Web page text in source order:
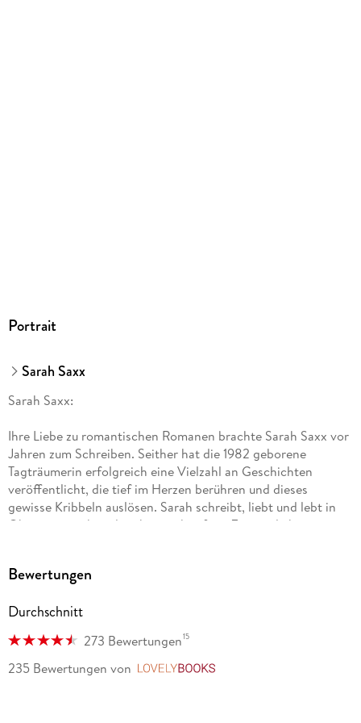
Portrait
Sarah Saxx
Sarah Saxx:
Ihre Liebe zu romantischen Romanen brachte Sarah Saxx vor
Jahren zum Schreiben. Seither hat die 1982 geborene
Tagträumerin erfolgreich eine Vielzahl an Geschichten
veröffentlicht, die tief im Herzen berühren und dieses
gewisse Kribbeln auslösen. Sarah schreibt, liebt und lebt in
Oberösterreich und verbringt ihre freie Zeit am liebsten mit
Bewertungen
Durchschnitt
273 Bewertungen15
235 Bewertungen von